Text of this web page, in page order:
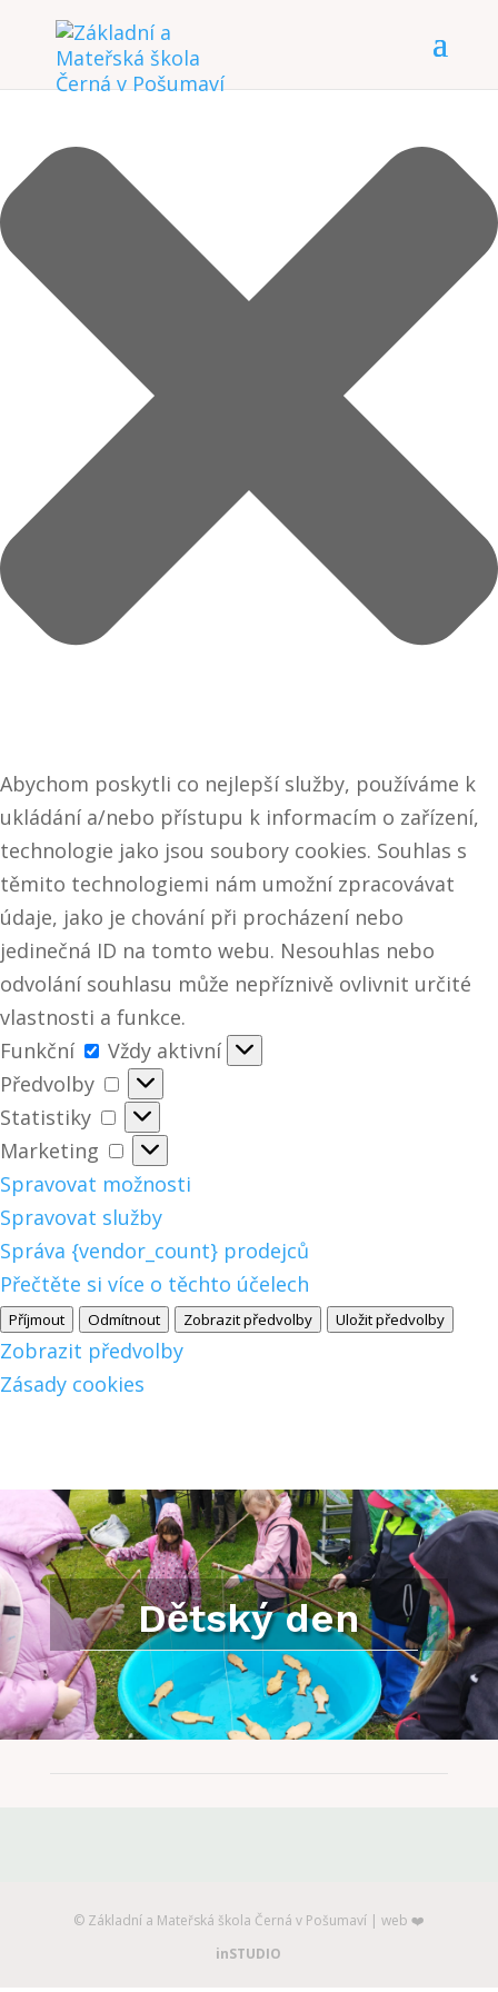
Spravovat Souhlas
Abychom poskytli co nejlepší služby, používáme k
ukládání a/nebo přístupu k informacím o zařízení,
technologie jako jsou soubory cookies. Souhlas s
těmito technologiemi nám umožní zpracovávat
údaje, jako je chování při procházení nebo
jedinečná ID na tomto webu. Nesouhlas nebo
odvolání souhlasu může nepříznivě ovlivnit určité
vlastnosti a funkce.
Funkční
Funkční
Vždy aktivní
Předvolby
Předvolby
Statistiky
Statistiky
Marketing
Marketing
Spravovat možnosti
Spravovat služby
Správa {vendor_count} prodejců
Přečtěte si více o těchto účelech
Příjmout Odmítnout Zobrazit předvolby Uložit předvolby
Zobrazit předvolby
Zásady cookies
Dětský den
©️ Základní a Mateřská škola Černá v Pošumaví | web ❤️
inSTUDIO